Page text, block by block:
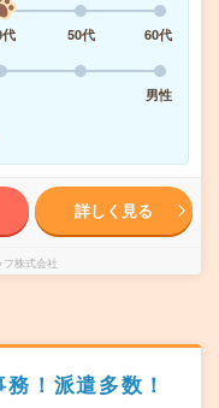
50代
60代
男性
詳しく見る
株式会社
！派遣多数！